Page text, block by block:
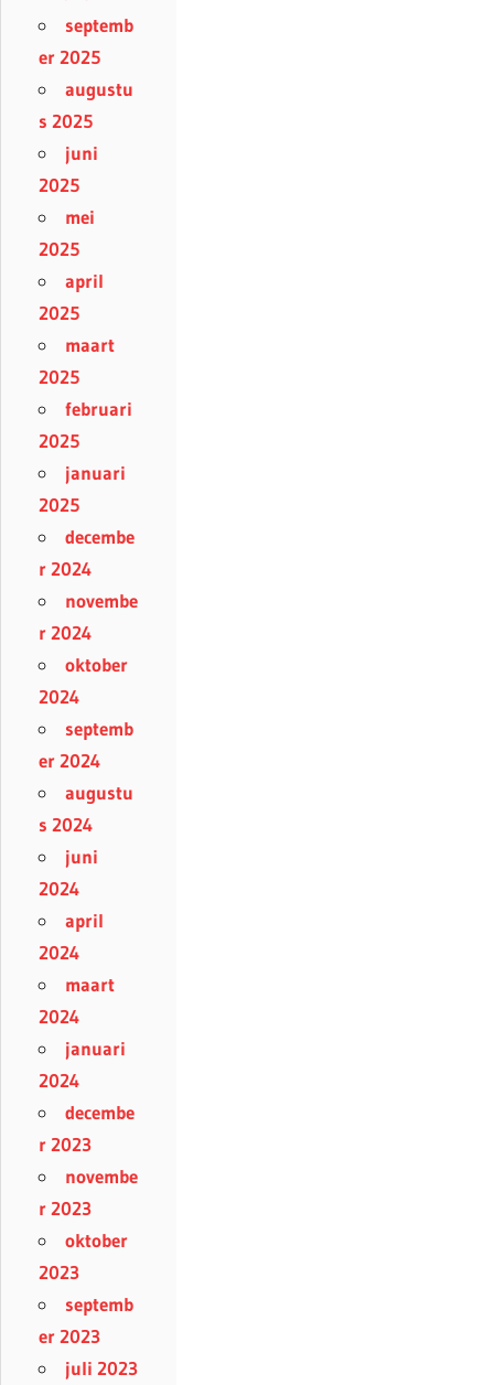
septemb
er 2025
augustu
s 2025
juni
2025
mei
2025
april
2025
maart
2025
februari
2025
januari
2025
decembe
r 2024
novembe
r 2024
oktober
2024
septemb
er 2024
augustu
s 2024
juni
2024
april
2024
maart
2024
januari
2024
decembe
r 2023
novembe
r 2023
oktober
2023
septemb
er 2023
juli 2023